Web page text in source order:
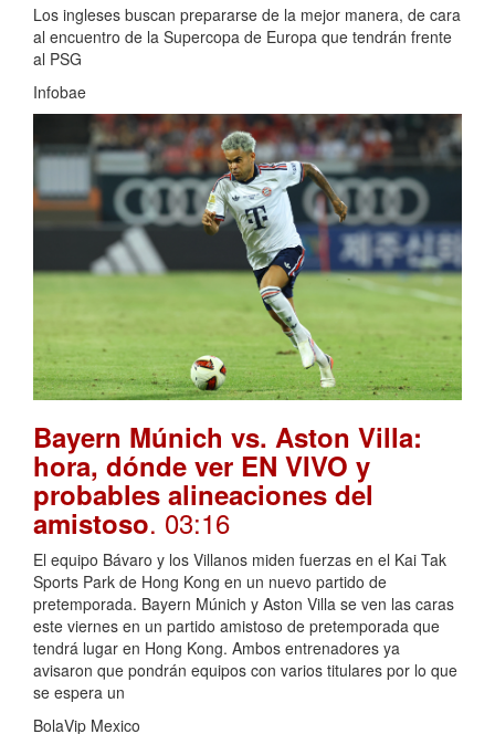
Los ingleses buscan prepararse de la mejor manera, de cara
al encuentro de la Supercopa de Europa que tendrán frente
al PSG
Infobae
Bayern Múnich vs. Aston Villa:
hora, dónde ver EN VIVO y
probables alineaciones del
amistoso. 03:16
El equipo Bávaro y los Villanos miden fuerzas en el Kai Tak
Sports Park de Hong Kong en un nuevo partido de
pretemporada. Bayern Múnich y Aston Villa se ven las caras
este viernes en un partido amistoso de pretemporada que
tendrá lugar en Hong Kong. Ambos entrenadores ya
avisaron que pondrán equipos con varios titulares por lo que
se espera un
BolaVip Mexico